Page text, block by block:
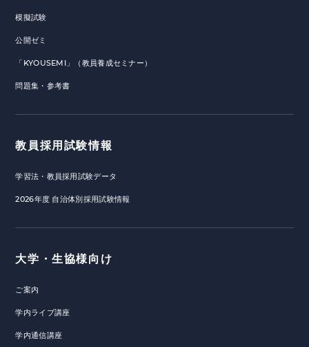
模擬試験
公開ゼミ
「KYOUSEMI」（教員養成セミナー）
問題集・参考書
教員採用試験情報
学習法・教員採用試験データ
2026年度 自治体別採用試験情報
大学・生協様向け
ご案内
学内ライブ講座
学内通信講座